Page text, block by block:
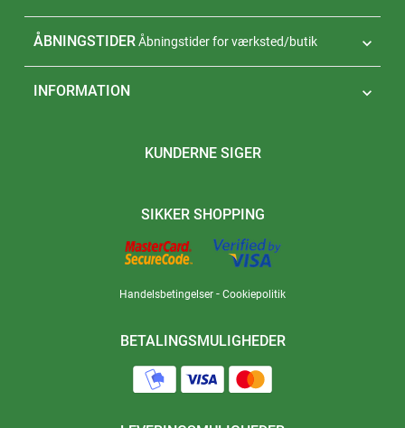
ÅBNINGSTIDER 
Åbningstider for værksted/butik
INFORMATION 
KUNDERNE SIGER
SIKKER SHOPPING
Handelsbetingelser - Cookiepolitik
BETALINGSMULIGHEDER